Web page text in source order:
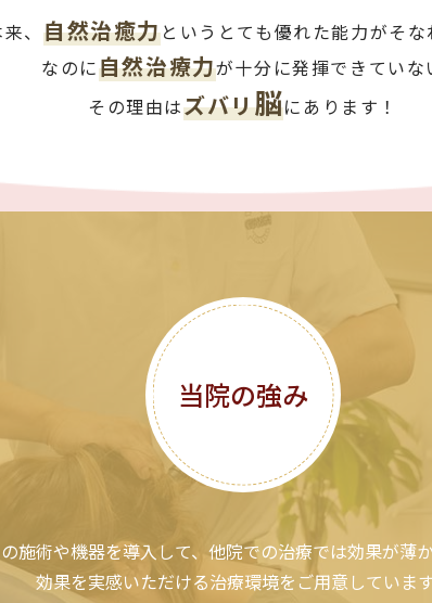
、 自然治癒力というとても優れた能力がそな
なのに自然治療力が十分に発揮できていな
その理由はズバリ脳にあります！
当院の強み
施術や機器を導入して、他院での治療では効果が薄
効果を実感いただける治療環境をご用意しています